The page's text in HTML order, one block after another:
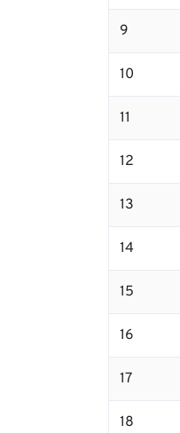
9
10
11
12
13
14
15
16
17
18